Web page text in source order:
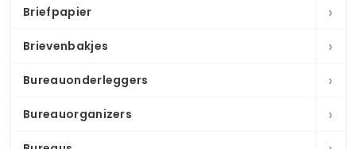
Briefpapier ›
Brievenbakjes ›
Bureauonderleggers ›
Bureauorganizers ›